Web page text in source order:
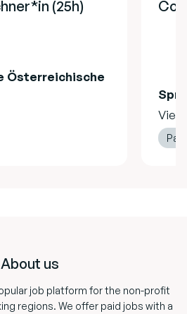
(25h)
Österreichische
About us
job platform for the non-profit
regions. We offer paid jobs with a